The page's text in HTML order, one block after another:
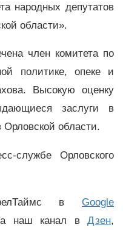
народных депутатов
области».
член комитета по
политике, опеке и
Высокую оценку
заслуги в
Орловской области.
службе Орловского
в Google
наш канал вДзен,